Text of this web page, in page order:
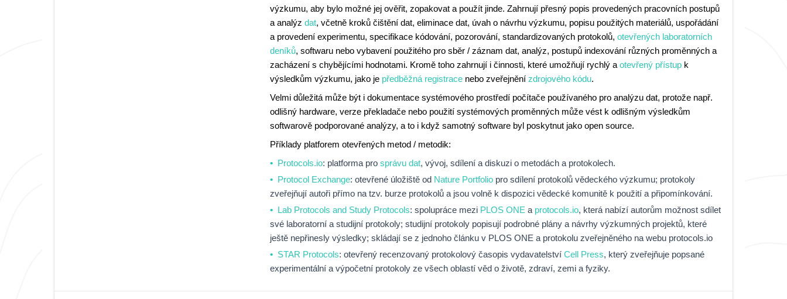
výzkumu, aby bylo možné jej ověřit, zopakovat a použít jinde. Zahrnují přesný popis provedených pracovních postupů
a analýz dat, včetně kroků čištění dat, eliminace dat, úvah o návrhu výzkumu, popisu použitých materiálů, uspořádání
a provedení experimentu, specifikace kódování, pozorování, standardizovaných protokolů, otevřených laboratorních
deníků, softwaru nebo vybavení použitého pro sběr / záznam dat, analýz, postupů indexování různých proměnných a
zacházení s chybějícími hodnotami. Kromě toho zahrnují i činnosti, které umožňují rychlý a otevřený přístup k
výsledkům výzkumu, jako je předběžná registrace nebo zveřejnění zdrojového kódu.
Velmi důležitá může být i dokumentace systémového prostředí počítače používaného pro analýzu dat, protože např.
odlišný hardware, verze překladače nebo použití systémových proměnných může vést k odlišným výsledkům
softwarově podporované analýzy, a to i když samotný software byl poskytnut jako open source.
Příklady platforem otevřených metod / metodik:
Protocols.io: platforma pro správu dat, vývoj, sdílení a diskuzi o metodách a protokolech.
Protocol Exchange: otevřené úložiště od Nature Portfolio pro sdílení protokolů vědeckého výzkumu; protokoly
zveřejňují autoři přímo na tzv. burze protokolů a jsou volně k dispozici vědecké komunitě k použití a připomínkování.
Lab Protocols and Study Protocols: spolupráce mezi PLOS ONE a protocols.io, která nabízí autorům možnost sdílet
své laboratorní a studijní protokoly; studijní protokoly popisují podrobné plány a návrhy výzkumných projektů, které
ještě nepřinesly výsledky; skládají se z jednoho článku v PLOS ONE a protokolu zveřejněného na webu protocols.io
STAR Protocols: otevřený recenzovaný protokolový časopis vydavatelství Cell Press, který zveřejňuje popsané
experimentální a výpočetní protokoly ze všech oblastí věd o životě, zdraví, zemi a fyziky.